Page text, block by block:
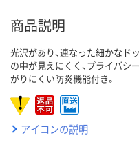
商品説明
光沢があり、連なった細かなド
の中が見えにくく、プライバシ
がりにくい防炎機能付き。
アイコンの説明